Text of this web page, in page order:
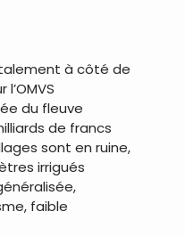
à côté de
du fleuve
de francs
sont en ruine,
irrigués
faible